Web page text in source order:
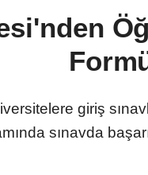
giriş
sınavda